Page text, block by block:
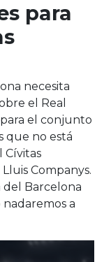
para
necesita
el Real
el conjunto
que no está
Cívitas
Companys.
del Barcelona
nadaremos a